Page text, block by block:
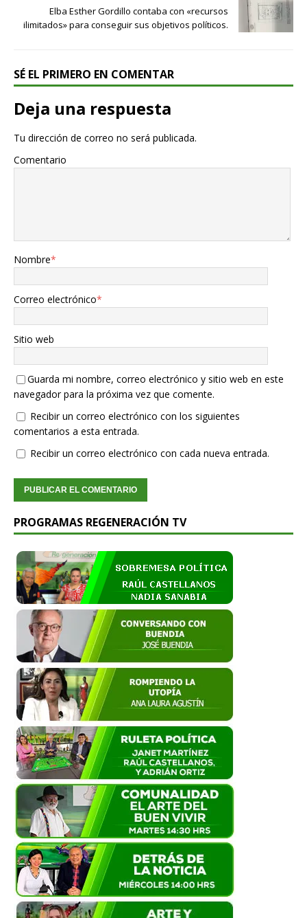
Elba Esther Gordillo contaba con «recursos
ilimitados» para conseguir sus objetivos políticos.
SÉ EL PRIMERO EN COMENTAR
Deja una respuesta
Tu dirección de correo no será publicada.
Comentario
Nombre*
Correo electrónico*
Sitio web
Guarda mi nombre, correo electrónico y sitio web en este
navegador para la próxima vez que comente.
Recibir un correo electrónico con los siguientes
comentarios a esta entrada.
Recibir un correo electrónico con cada nueva entrada.
PROGRAMAS REGENERACIÓN TV